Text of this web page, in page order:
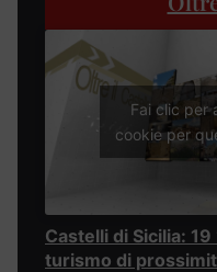
Fai clic per
cookie per
Castelli di Sicilia: 19
turismo di